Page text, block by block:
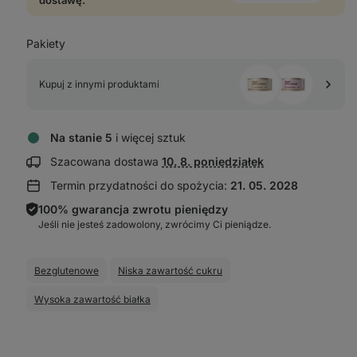
Pakiety
Kupuj z innymi produktami
Na stanie 5 i więcej sztuk
Szacowana dostawa Wyświetl
o dostawie:
10. 8. poniedziałek
Termin przydatności do spożycia: 21. 05. 2028
100% gwarancja zwrotu pieniędzy
Jeśli nie jesteś zadowolony, zwrócimy Ci pieniądze.
Bezglutenowe Niska zawartość cukru
Wysoka zawartość białka